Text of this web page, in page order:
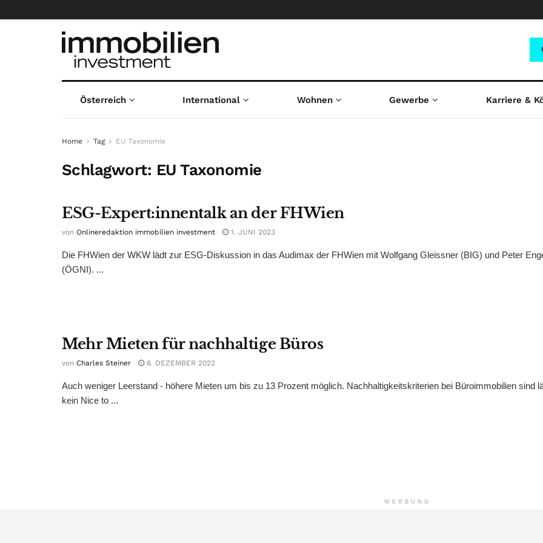
Österreich International Wohnen Gewerbe Karriere &
Home Tag EU Taxonomie
Schlagwort: EU Taxonomie
ESG-Expert:innentalk an der FHWien
von Onlineredaktion immobilien investment 1. JUNI 2023
Die FHWien der WKW lädt zur ESG-Diskussion in das Audimax der FHWien mit Wolfgang Gleissner (BIG) und Peter
(ÖGNI). ...
Mehr Mieten für nachhaltige Büros
von Charles Steiner 6. DEZEMBER 2022
Auch weniger Leerstand - höhere Mieten um bis zu 13 Prozent möglich. Nachhaltigkeitskriterien bei Büroimmobilien sind
kein Nice to ...
WERBUNG